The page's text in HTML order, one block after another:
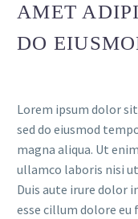
AMET
DO
Lorem ipsum dolor
sed do eiusmod
magna aliqua. Ut
ullamco laboris nisi
Duis aute irure dolor
esse cillum dolore